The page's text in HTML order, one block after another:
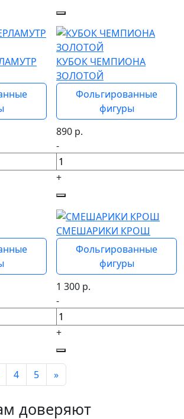
КУБОК ЧЕМПИОНА
ЗОЛОТОЙ
Фольгированные
фигуры
890 р.
-
+
СМЕШАРИКИ КРОШ
Фольгированные
фигуры
1 300 р.
-
+
4 5 »
доверяют